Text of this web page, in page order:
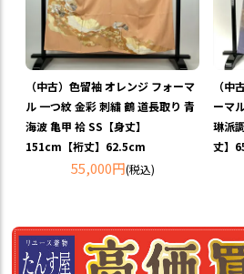
（中古）色留袖 オレンジ フォーマ
ル 一つ紋 金彩 刺繍 鶴 道長取り 青
海波 亀甲 袷 SS【身丈】
151cm【裄丈】62.5cm
55,000円(税込)
（中
ーマ
琳派
丈】